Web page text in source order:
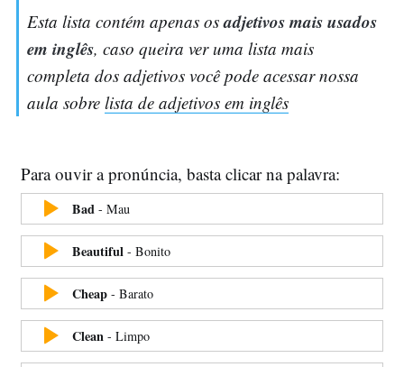
Esta lista contém apenas osadjetivos mais usados
em inglês, caso queira ver uma lista mais
completa dos adjetivos você pode acessar nossa
aula sobrelista de adjetivos em inglês
Para ouvir a pronúncia, basta clicar na palavra:
Bad - Mau
Beautiful - Bonito
Cheap- Barato
Clean - Limpo